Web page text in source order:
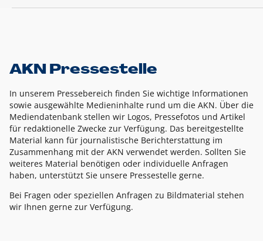
AKN Pressestelle
In unserem Pressebereich finden Sie wichtige Informationen
sowie ausgewählte Medieninhalte rund um die AKN. Über die
Mediendatenbank stellen wir Logos, Pressefotos und Artikel
für redaktionelle Zwecke zur Verfügung. Das bereitgestellte
Material kann für journalistische Berichterstattung im
Zusammenhang mit der AKN verwendet werden. Sollten Sie
weiteres Material benötigen oder individuelle Anfragen
haben, unterstützt Sie unsere Pressestelle gerne.
Bei Fragen oder speziellen Anfragen zu Bildmaterial stehen
wir Ihnen gerne zur Verfügung.